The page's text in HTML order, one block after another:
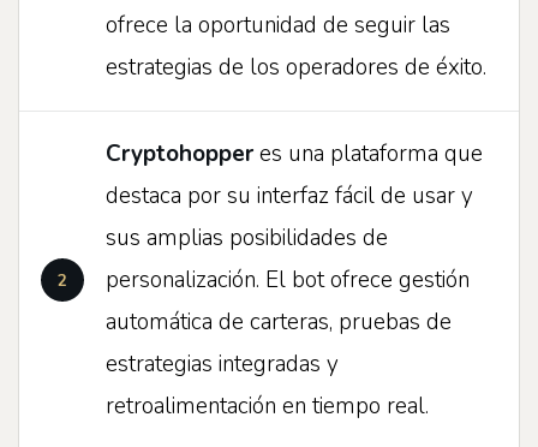
ofrece la oportunidad de seguir las
estrategias de los operadores de éxito.
Cryptohopperes una plataforma que
destaca por su interfaz fácil de usar y
sus amplias posibilidades de
personalización. El bot ofrece gestión
automática de carteras, pruebas de
estrategias integradas y
retroalimentación en tiempo real.